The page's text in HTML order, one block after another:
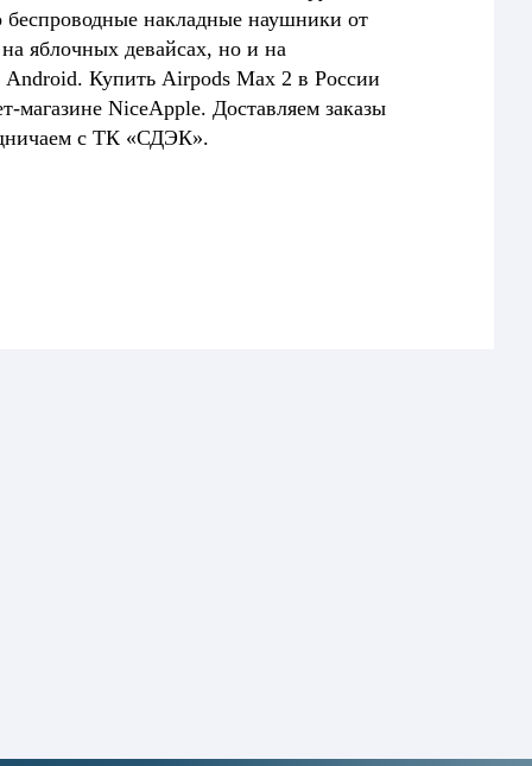
накладные наушники от
яблочных девайсах, но и на
Купить Airpods Max 2 в России
магазине NiceApple. Доставляем заказы
с ТК «СДЭК».